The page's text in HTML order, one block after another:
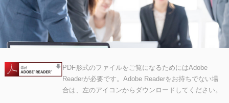
PDF形式のファイルをご覧になるためにはAdobe
Readerが必要です。Adobe Readerをお持ちでない場
合は、左のアイコンからダウンロードしてください。